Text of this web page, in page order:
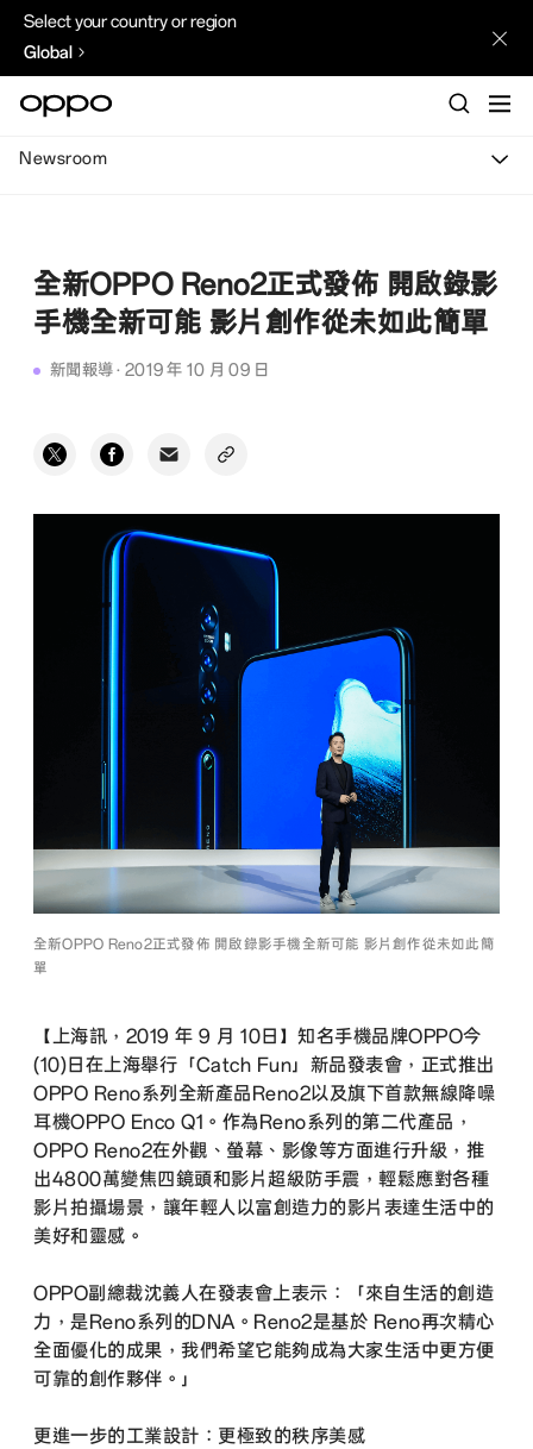
Select your country or region
Global
Newsroom
全新OPPO Reno2正式發佈 開啟錄影
手機全新可能 影片創作從未如此簡單
新聞報導· 2019 年 10 月 09 日
全新OPPO Reno2正式發佈 開啟錄影手機全新可能 影片創作從未如此簡
單
【上海訊，2019 年 9 月 10日】知名手機品牌OPPO今
(10)日在上海舉行「Catch Fun」新品發表會，正式推出
OPPO Reno系列全新產品Reno2以及旗下首款無線降噪
耳機OPPO Enco Q1。作為Reno系列的第二代產品，
OPPO Reno2在外觀、螢幕、影像等方面進行升級，推
出4800萬變焦四鏡頭和影片超級防手震，輕鬆應對各種
影片拍攝場景，讓年輕人以富創造力的影片表達生活中的
美好和靈感。
OPPO副總裁沈義人在發表會上表示：「來自生活的創造
力，是Reno系列的DNA。Reno2是基於 Reno再次精心
全面優化的成果，我們希望它能夠成為大家生活中更方便
可靠的創作夥伴。」
更進一步的工業設計：更極致的秩序美感